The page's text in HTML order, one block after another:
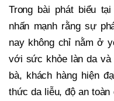
Trong bài phát biểu
nhấn mạnh rằng sự
nay không chỉ nằm ở
với sức khỏe làn da
bà, khách hàng hiện
thức da liễu, độ an